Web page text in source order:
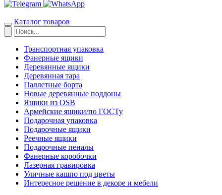
Каталог товаров
Транспортная упаковка
Фанерные ящики
Деревянные ящики
Деревянная тара
Паллетные борта
Новые деревянные поддоны
Ящики из OSB
Армейские ящики/по ГОСТу
Подарочная упаковка
Подарочные ящики
Реечные ящики
Подарочные пеналы
Фанерные коробочки
Лазерная гравировка
Уличные кашпо под цветы
Интересное решение в декоре и мебели